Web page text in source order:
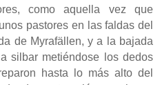
como aquella vez que
pastores en las faldas del
de Myrafällen, y a la bajada
silbar metiéndose los dedos
hasta lo más alto del